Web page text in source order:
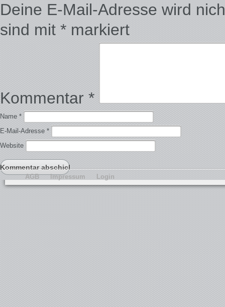
Deine E-Mail-Adresse wird
sind mit * markiert
Kommentar *
Name *
E-Mail-Adresse *
Website
AGB Impressum Login